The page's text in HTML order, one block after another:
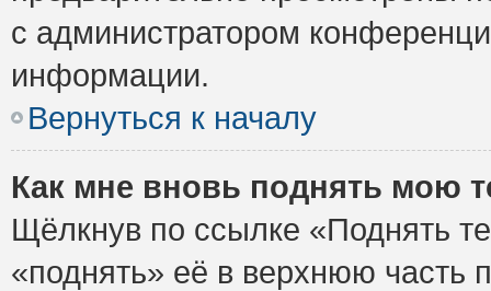
с администратором
информации.
Вернуться к началу
Как мне вновь поднять мою
Щёлкнув по ссылке «Поднять
«поднять» её в верхнюю часть